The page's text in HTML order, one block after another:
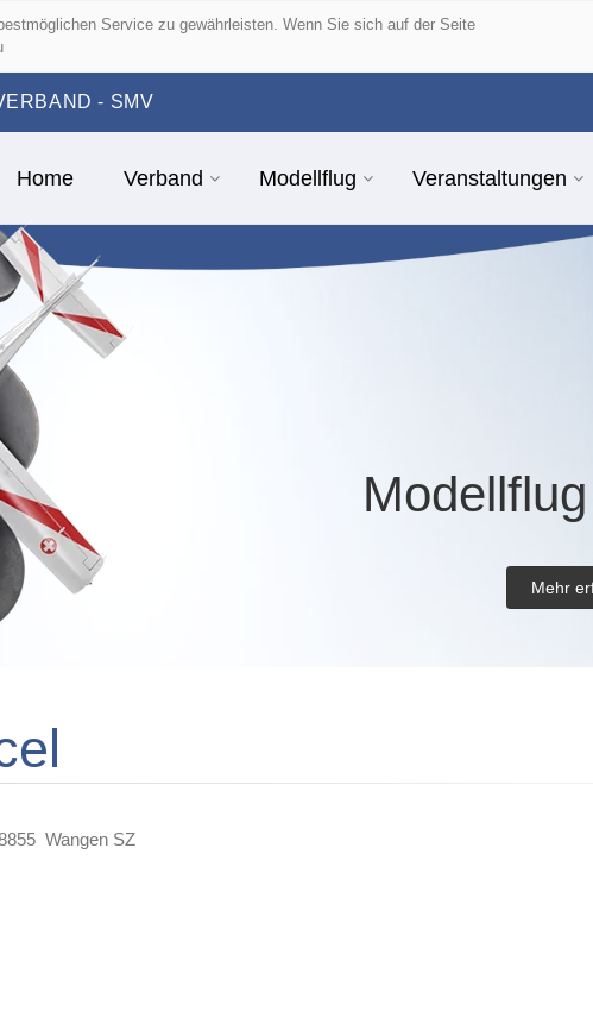
Service zu gewährleisten. Wenn Sie sich auf der Seite
- SMV
Home Verband Modellflug Veranstaltungen
Mehr
Wangen SZ